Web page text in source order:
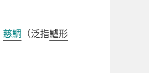
慈鯛 （泛指鱸形